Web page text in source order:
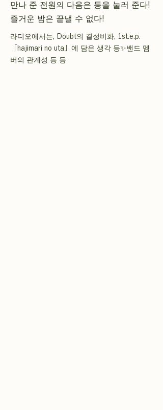
만나 준 전원의 다음은 등을 눌러 준다!
즐거운 밤은 끝낼 수 없다!
라디오에서는, Doubt의 결성비화, 1st.e.p.
「hajimari no uta」에 담은 생각 등✨밴드 멤
버의 관계성 등 등